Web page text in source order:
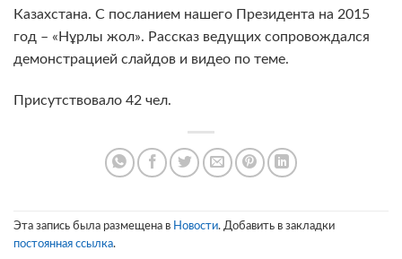
Казахстана. С посланием нашего Президента на 2015
год – «Нұрлы жол». Рассказ ведущих сопровождался
демонстрацией слайдов и видео по теме.
Присутствовало 42 чел.
Эта запись была размещена в Новости. Добавить в закладки
постоянная ссылка.